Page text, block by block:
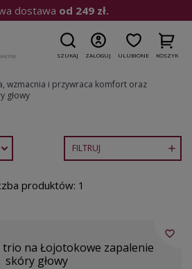
dostawa od 249 zł.
SZUKAJ ZALOGUJ ULUBIONE KOSZYK
wzmacnia i przywraca komfort oraz
głowy
FILTRUJ 
produktów: 1
na Łojotokowe zapalenie
skóry głowy
favorite_border